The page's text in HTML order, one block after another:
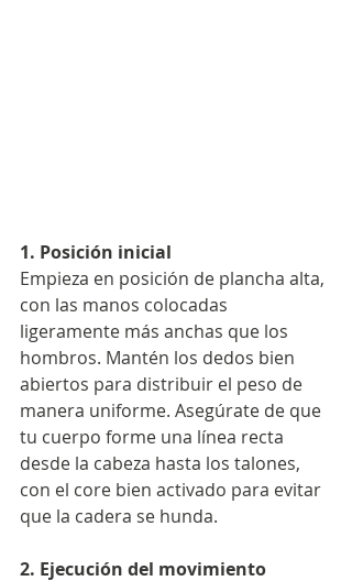
1. Posición inicial
Empieza en posición de plancha alta,
con las manos colocadas
ligeramente más anchas que los
hombros. Mantén los dedos bien
abiertos para distribuir el peso de
manera uniforme. Asegúrate de que
tu cuerpo forme una línea recta
desde la cabeza hasta los talones,
con el core bien activado para evitar
que la cadera se hunda.
2. Ejecución del movimiento